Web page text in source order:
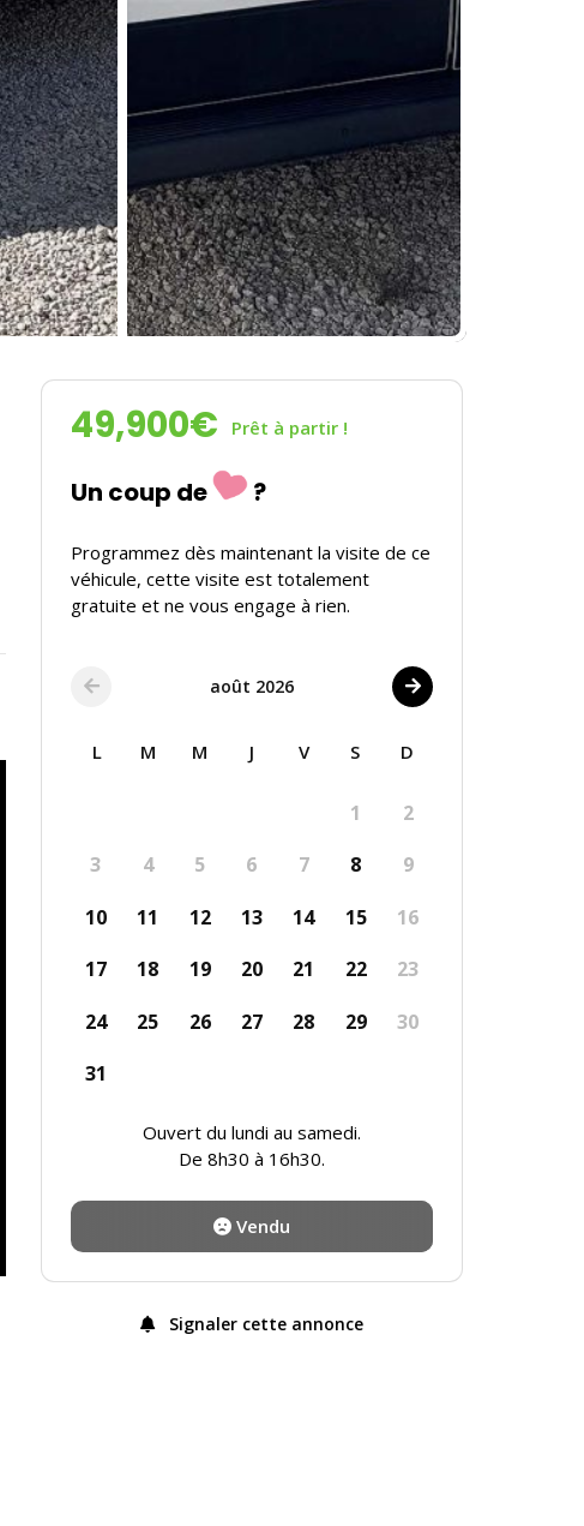
49,900€ Prêt à partir !
Un coup de ?
Programmez dès maintenant la visite de ce
véhicule, cette visite est totalement
gratuite et ne vous engage à rien.
août 2026
L M M J V S D
1
2
3
4 5 6 7 8
9
10
11 12 13 14 15
16
17
18 19 20 21 22
23
24
25 26 27 28 29
30
31
Ouvert du lundi au samedi.
De 8h30 à 16h30.
Vendu
Signaler cette annonce